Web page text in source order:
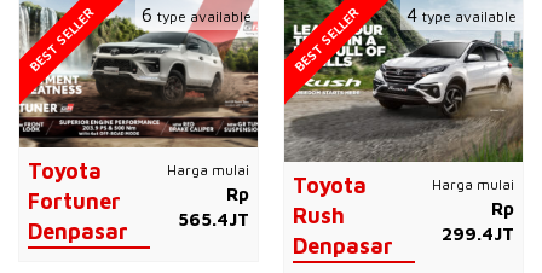
Toyota
Fortuner
Denpasar
Harga mulai
Rp
565.4JT
BEST SELLER 6 type available
Toyota
Rush
Denpasar
Harga mulai
Rp
299.4JT
BEST SELLER 4type available